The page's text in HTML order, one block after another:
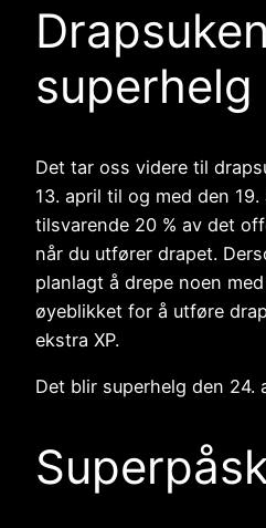
superhelg
Det tar oss videre til
13. april til og med den 19.
tilsvarende 20 % av det
når du utfører drapet.
planlagt å drepe noen
øyeblikket for å utføre
ekstra XP.
Det blir superhelg den 24.